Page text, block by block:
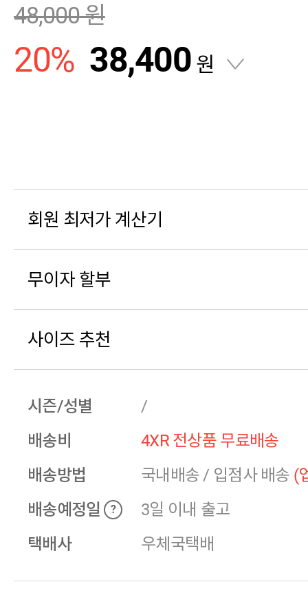
48,000원
20% 38,400 원
회원 최저가 계산기
무이자 할부
사이즈 추천
시즌/성별
/
배송비
4XR 전상품 무료배송
배송방법
국내배송 / 입점사 배송 (
배송예정일
?
3일 이내 출고
택배사
우체국택배